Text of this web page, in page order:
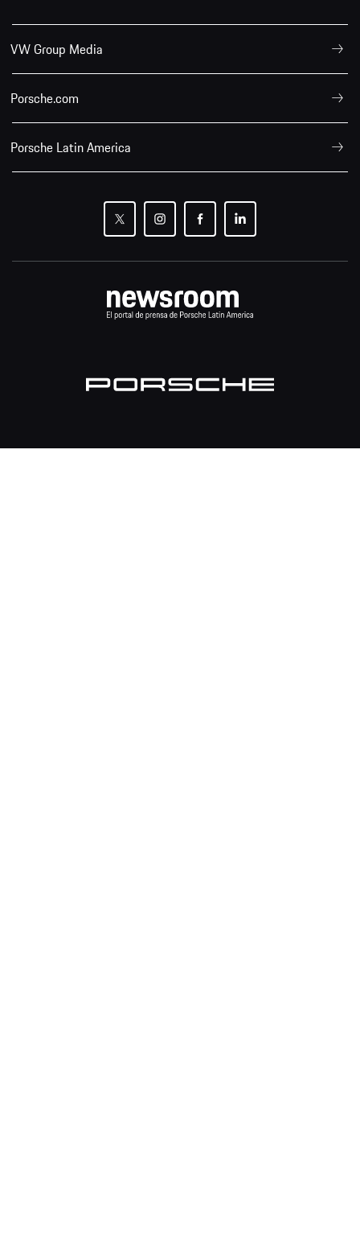
VW Group Media
Porsche.com
Porsche Latin America